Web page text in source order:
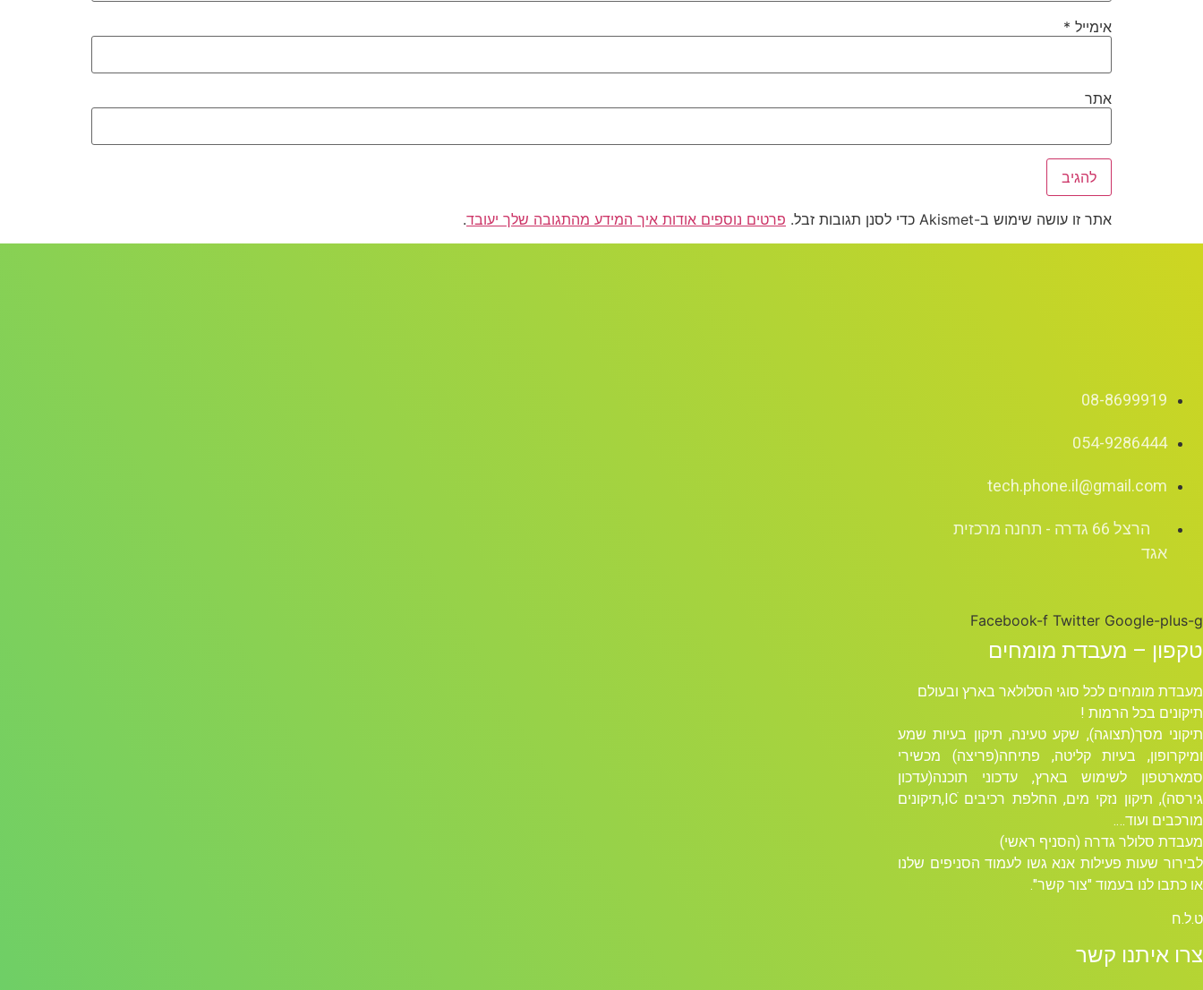
אימייל *
אתר
אתר זו עושה שימוש ב-Akismet כדי לסנן תגובות זבל. פרטים נוספים אודות איך המידע מהתגובה שלך יעובד.
08-8699919
054-9286444
tech.phone.il@gmail.com
הרצל 66 גדרה - תחנה מרכזית
אגד
Facebook-f Twitter Google-plus-g
טקפון – מעבדת מומחים
מעבדת מומחים לכל סוגי הסלולאר בארץ ובעולם
תיקונים בכל הרמות !
תיקוני מסך(תצוגה), שקע טעינה, תיקון בעיות שמע
ומיקרופון, בעיות קליטה, פתיחה(פריצה) מכשירי
סמארטפון לשימוש בארץ, עדכוני תוכנה(עדכון
גירסה), תיקון נזקי מים, החלפת רכיבים ICׁ,תיקונים
מורכבים ועוד….
מעבדת סלולר גדרה (הסניף ראשי)
לבירור שעות פעילות אנא גשו לעמוד הסניפים שלנו
או כתבו לנו בעמוד "צור קשר".
ט.ל.ח
צרו איתנו קשר